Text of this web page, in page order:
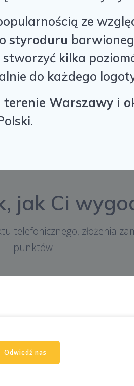
ze
styroduru
stworzyć kilka
do każdego
terenie Warszawy i
jak Ci
telefonicznego, złożenia
punktów
Odwiedź nas